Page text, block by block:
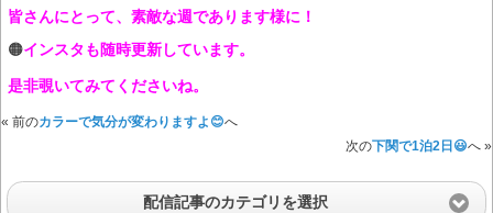
皆さんにとって、素敵な週であります様に！
🟠インスタも随時更新しています。
是非覗いてみてくださいね。
« 前のカラーで気分が変わりますよ😊へ
次の下関で1泊2日😃へ »
配信記事のカテゴリを選択